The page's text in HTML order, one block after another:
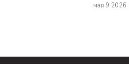
мая 9 2026